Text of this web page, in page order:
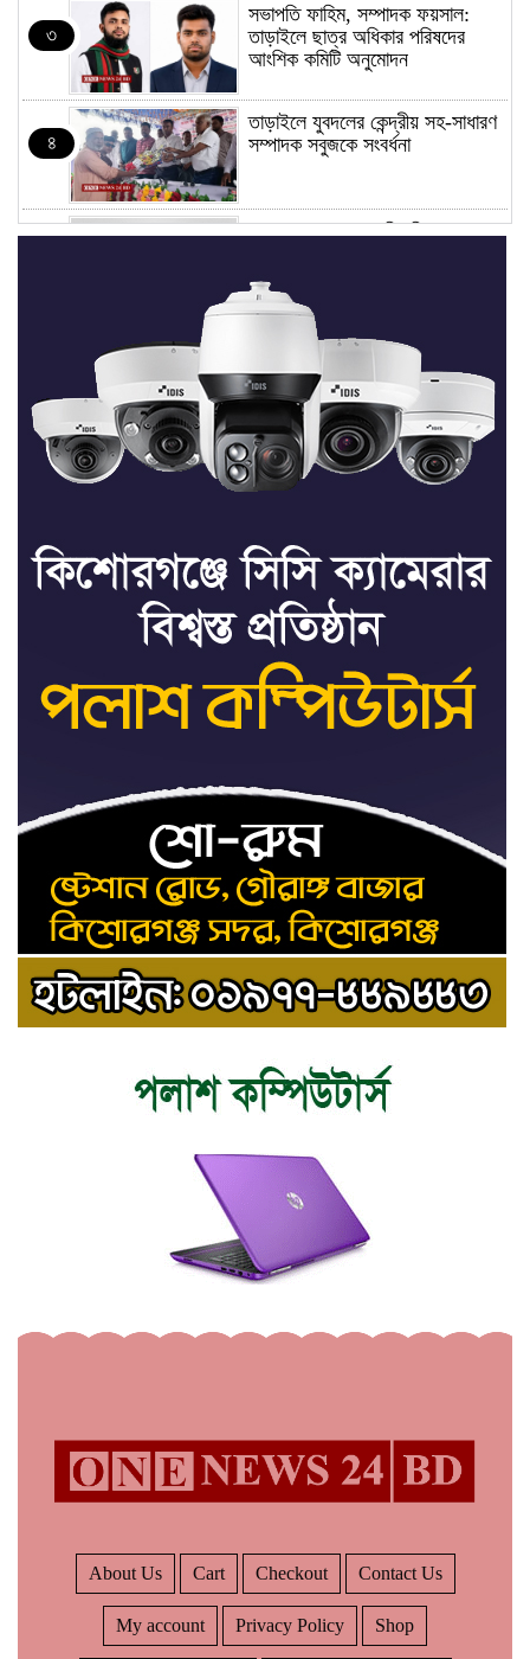
৩
সভাপতি ফাহিম, সম্পাদক ফয়সাল:
তাড়াইলে ছাত্র অধিকার পরিষদের
আংশিক কমিটি অনুমোদন
৪
তাড়াইলে যুবদলের কেন্দ্রীয় সহ-সাধারণ
সম্পাদক সবুজকে সংবর্ধনা
৪ মন্ত্রণালয়ে নতুন সচিব নিয়োগ, ২
শেখ হাসিনার সঙ্গে পালানোর ফ্লাইট
কীভাবে মিস করেছিলেন সালমান এফ
রহমান
৭
ভাত রান্নার সময় নরম হয়ে গেলে কী
করবেন
৮
মৃত্যুদণ্ড বাদ না দেওয়ায়
প্রত্যক্ষদর্শীদের তথ্য দেয়নি জাতিসংঘ:
ট্রাইব্যুনালকে প্রসিকিউটর
৯
তাড়াইলে রাউতি মানবসেবা ফাউন্ডেশনের
আয়োজনে কাফন-দাফন বিষয়ক বিশেষ
প্রশিক্ষণ কর্মশালা
About Us Cart Checkout Contact Us
My account Privacy Policy Shop